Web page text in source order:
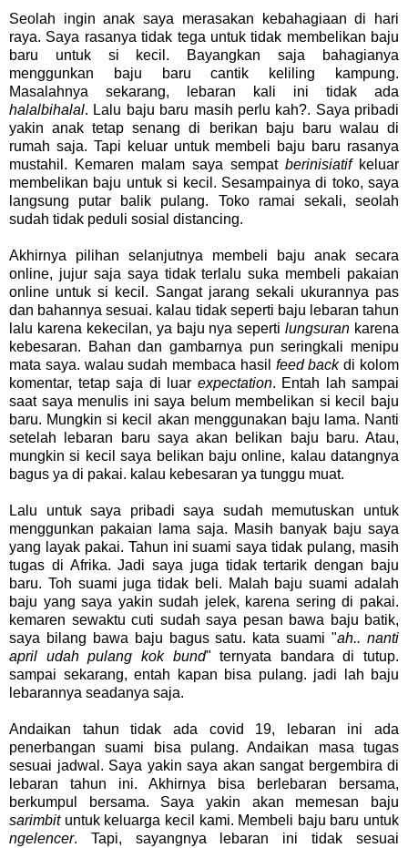
Seolah ingin anak saya merasakan kebahagiaan di hari
raya. Saya rasanya tidak tega untuk tidak membelikan baju
baru untuk si kecil. Bayangkan saja bahagianya
menggunkan baju baru cantik keliling kampung.
Masalahnya sekarang, lebaran kali ini tidak ada
halalbihalal. Lalu baju baru masih perlu kah?. Saya pribadi
yakin anak tetap senang di berikan baju baru walau di
rumah saja. Tapi keluar untuk membeli baju baru rasanya
mustahil. Kemaren malam saya sempat berinisiatifkeluar
membelikan baju untuk si kecil. Sesampainya di toko, saya
langsung putar balik pulang. Toko ramai sekali, seolah
sudah tidak peduli sosial distancing.
Akhirnya pilihan selanjutnya membeli baju anak secara
online, jujur saja saya tidak terlalu suka membeli pakaian
online untuk si kecil. Sangat jarang sekali ukurannya pas
dan bahannya sesuai. kalau tidak seperti baju lebaran tahun
lalu karena kekecilan, ya baju nya sepertilungsuran karena
kebesaran. Bahan dan gambarnya pun seringkali menipu
mata saya. walau sudah membaca hasil feed backdi kolom
komentar, tetap saja di luar expectation. Entah lah sampai
saat saya menulis ini saya belum membelikan si kecil baju
baru. Mungkin si kecil akan menggunakan baju lama. Nanti
setelah lebaran baru saya akan belikan baju baru. Atau,
mungkin si kecil saya belikan baju online, kalau datangnya
bagus ya di pakai. kalau kebesaran ya tunggu muat.
Lalu untuk saya pribadi saya sudah memutuskan untuk
menggunkan pakaian lama saja. Masih banyak baju saya
yang layak pakai. Tahun ini suami saya tidak pulang, masih
tugas di Afrika. Jadi saya juga tidak tertarik dengan baju
baru. Toh suami juga tidak beli. Malah baju suami adalah
baju yang saya yakin sudah jelek, karena sering di pakai.
kemaren sewaktu cuti sudah saya pesan bawa baju batik,
saya bilang bawa baju bagus satu. kata suami "ah.. nanti
april udah pulang kok bund" ternyata bandara di tutup.
sampai sekarang, entah kapan bisa pulang. jadi lah baju
lebarannya seadanya saja.
Andaikan tahun tidak ada covid 19, lebaran ini ada
penerbangan suami bisa pulang. Andaikan masa tugas
sesuai jadwal. Saya yakin saya akan sangat bergembira di
lebaran tahun ini. Akhirnya bisa berlebaran bersama,
berkumpul bersama. Saya yakin akan memesan baju
sarimbituntuk keluarga kecil kami. Membeli baju baru untuk
ngelencer. Tapi, sayangnya lebaran ini tidak sesuai